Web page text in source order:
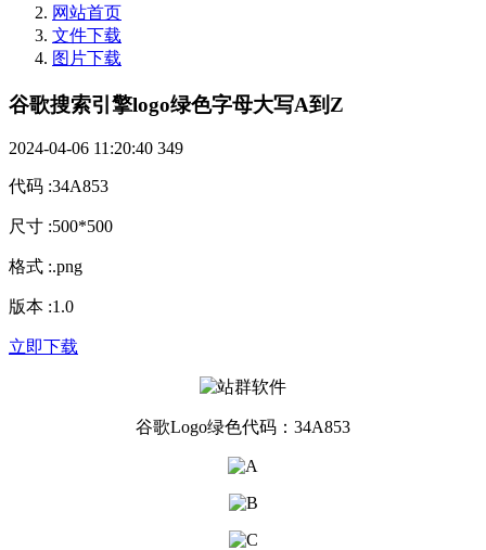
网站首页
文件下载
图片下载
谷歌搜索引擎logo绿色字母大写A到Z
2024-04-06 11:20:40 349
代码 :34A853
尺寸 :500*500
格式 :.png
版本 :1.0
立即下载
谷歌Logo绿色代码：34A853